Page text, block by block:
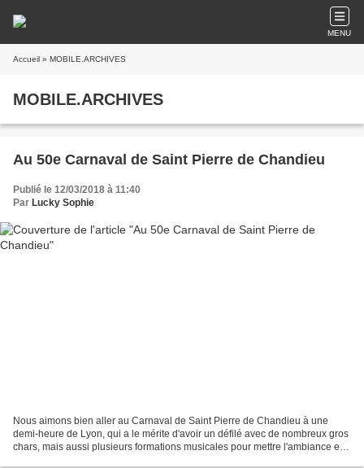
MENU
Accueil » MOBILE.ARCHIVES
MOBILE.ARCHIVES
Au 50e Carnaval de Saint Pierre de Chandieu
Publié le 12/03/2018 à 11:40
Par Lucky Sophie
Nous aimons bien aller au Carnaval de Saint Pierre de Chandieu à une
demi-heure de Lyon, qui a le mérite d'avoir un défilé avec de nombreux gros
chars, mais aussi plusieurs formations musicales pour mettre l'ambiance et